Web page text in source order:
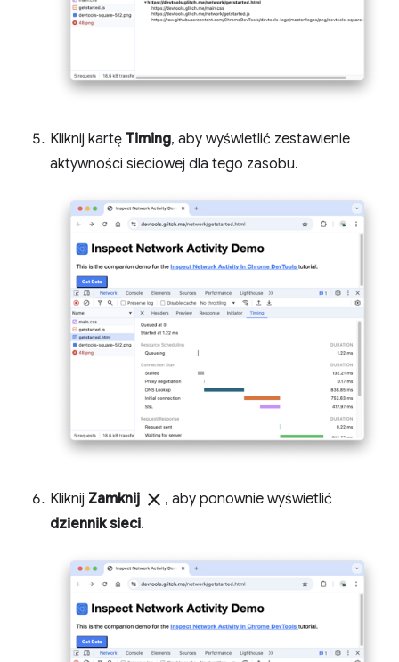
Kliknij kartę Timing, aby wyświetlić zestawienie
aktywności sieciowej dla tego zasobu.
Kliknij Zamknij close , aby ponownie wyświetlić
dziennik sieci.